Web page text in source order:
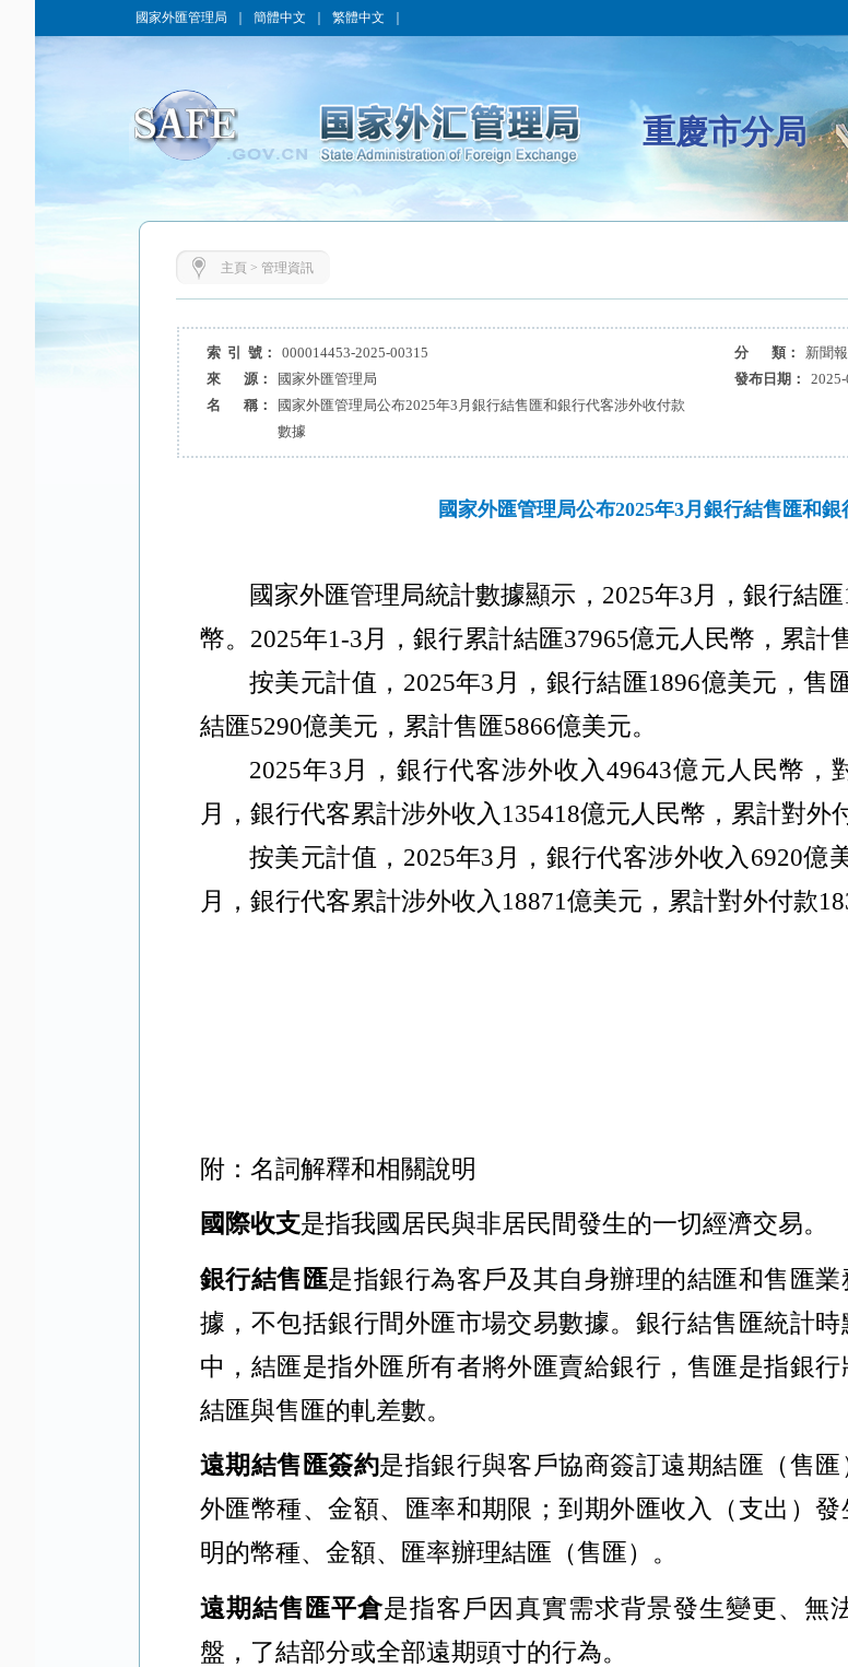
國家外匯管理局 簡體中文 繁體中文
重慶市分局
主頁 > 管理資訊
索 引 號： 000014453-2025-00315 分 類：
新聞
來 源：
國家外匯管理局 發布日期：
名 稱：
國家外匯管理局公布2025年3月銀行結售匯和銀行代客涉外收付款
數據
國家外匯管理局公布2025年3月銀行結售匯和
國家外匯管理局統計數據顯示， 2025年3 月，銀行結匯
幣。 2025年1-3 月，銀行累計結匯37965億元人民幣，累計
按美元計值， 2025年3 月，銀行結匯1896億美元，售
結匯5290億美元，累計售匯5866億美元。
2025年3 月，銀行代客涉外收入49643億元人民幣，
月，銀行代客累計涉外收入 135418億元人民幣，累計對外
按美元計值， 2025年3 月，銀行代客涉外收入 6920億
月，銀行代客累計涉外收入 18871億美元，累計對外付款
附：名詞解釋和相關說明
國際收支是指我國居民與非居民間發生的一切經濟交易。
銀行結售匯是指銀行為客戶及其自身辦理的結匯和售匯
據，不包括銀行間外匯市場交易數據。銀行結售匯統計
中，結匯是指外匯所有者將外匯賣給銀行，售匯是指銀
結匯與售匯的軋差數。
遠期結售匯簽約是指銀行與客戶協商簽訂遠期結匯（售
外匯幣種、金額、匯率和期限；到期外匯收入（支出）
明的幣種、金額、匯率辦理結匯（售匯）。
遠期結售匯平倉是指客戶因真實需求背景發生變更、無
盤，了結部分或全部遠期頭寸的行為。